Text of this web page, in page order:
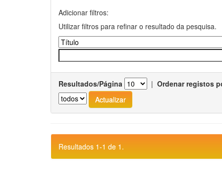
Adicionar filtros:
Utilizar filtros para refinar o resultado da pesquisa.
Resultados/Página | Ordenar registos
Resultados 1-1 de 1.